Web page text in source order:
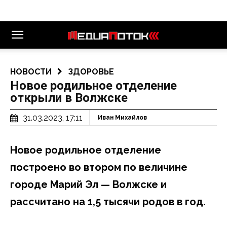
НОВОСТИ ЗДОРОВЬЕ
Новое родильное отделение
открыли в Волжске
31.03.2023, 17:11 Иван Михайлов
Новое родильное отделение
построено во втором по величине
городе Марий Эл — Волжске и
рассчитано на 1,5 тысячи родов в год.